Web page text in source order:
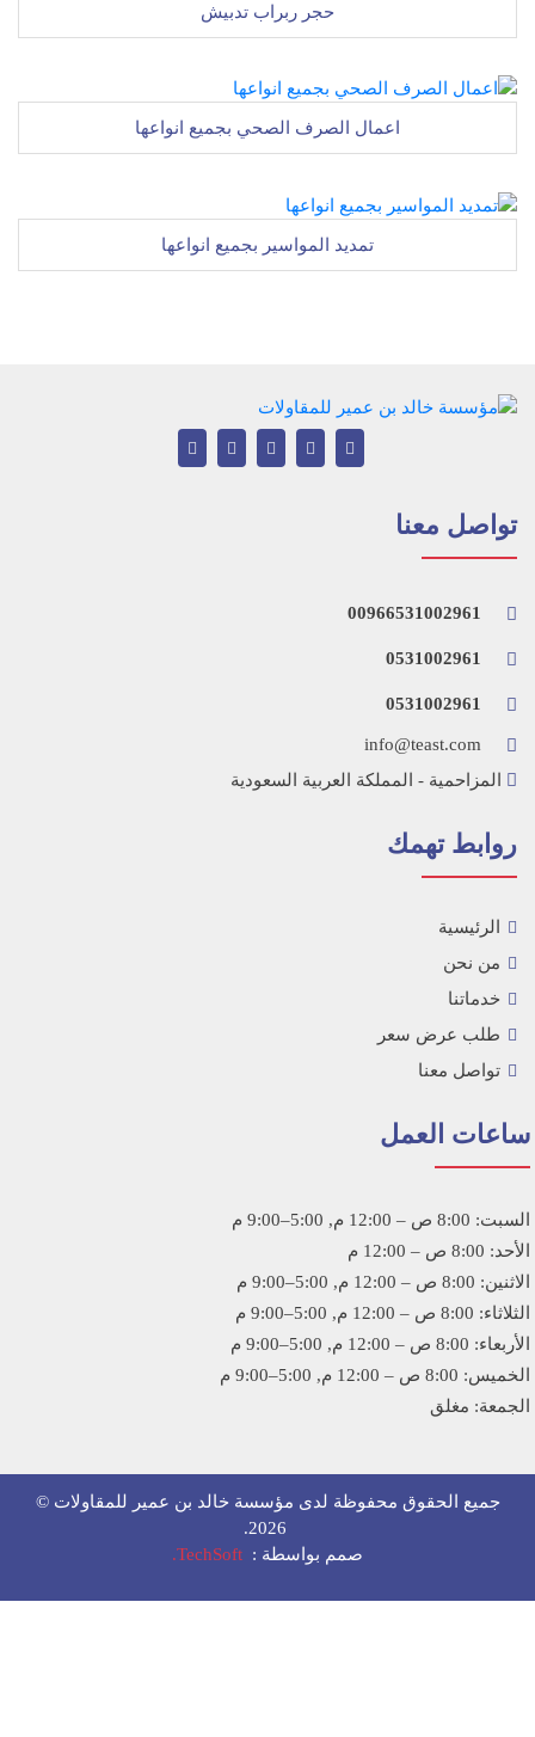
حجر ربراب تدبيش
اعمال الصرف الصحي بجميع انواعها
تمديد المواسير بجميع انواعها
تواصل معنا
00966531002961
0531002961
0531002961
info@teast.com
المزاحمية‎ - المملكة العربية السعودية
روابط تهمك
الرئيسية
من نحن
خدماتنا
طلب عرض سعر
تواصل معنا
العمل
ص – 12:00 م, 5:00–9:00 م
ص – 12:00 م
ص – 12:00 م, 5:00–9:00 م
ص – 12:00 م, 5:00–9:00 م
8:00 ص – 12:00 م, 5:00–9:00 م
8:00 ص – 12:00 م, 5:00–9:00 م
مغلق
جميع الحقوق محفوظة لدى مؤسسة خالد بن عمير للمقاولات ©
2026
.
صمم بواسطة : TechSoft
.